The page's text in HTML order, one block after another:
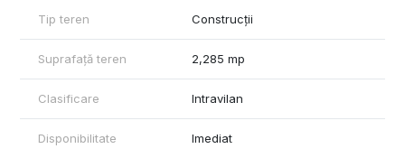
suficientă pentru a putea construi orice tip de casă.
Dacă și tu vrei să te bucuri de liniște, acesta este locul potrivit
Pentru mai multe detalii sau pentru a programa o vizionare,
contactează-mă!
Tip teren Construcții
Suprafață teren 2,285 mp
Clasificare Intravilan
Disponibilitate Imediat